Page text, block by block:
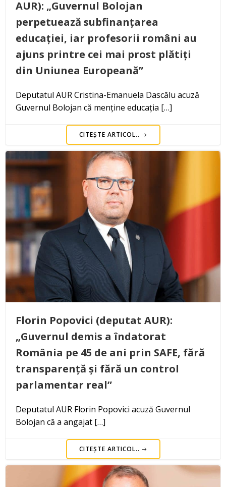
AUR): „Guvernul Bolojan
perpetuează subfinanțarea
educației, iar profesorii români au
ajuns printre cei mai prost plătiți
din Uniunea Europeană”
Deputatul AUR Cristina-Emanuela Dascălu acuză
Guvernul Bolojan că menține educația […]
CITEȘTE ARTICOL..
Florin Popovici (deputat AUR):
„Guvernul demis a îndatorat
România pe 45 de ani prin SAFE, fără
transparență și fără un control
parlamentar real”
Deputatul AUR Florin Popovici acuză Guvernul
Bolojan că a angajat […]
CITEȘTE ARTICOL..